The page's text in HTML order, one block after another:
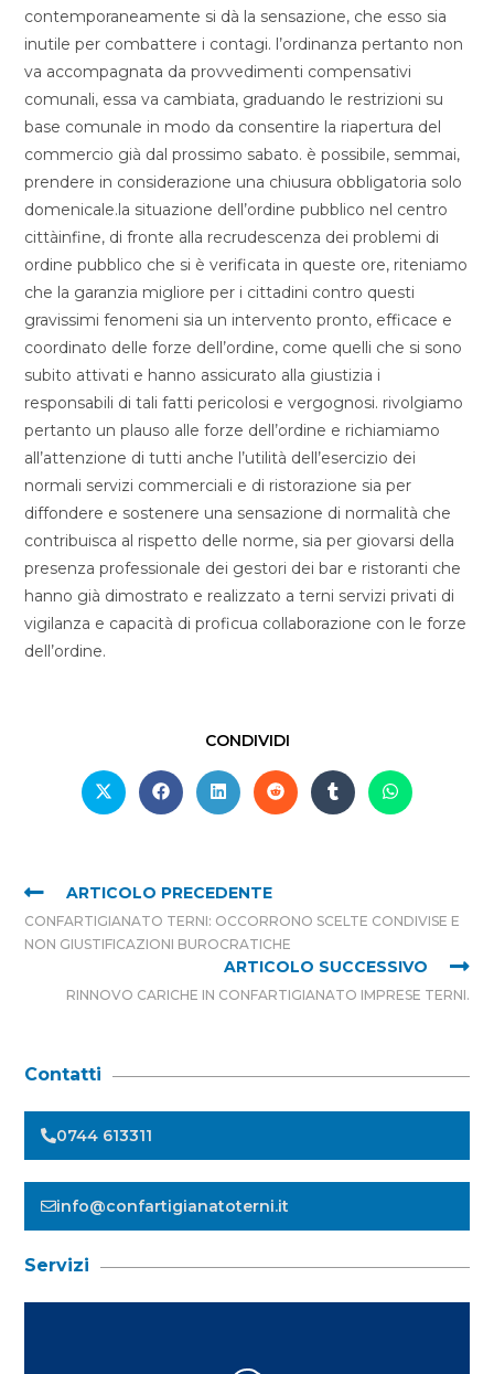
contemporaneamente si dà la sensazione, che esso sia
inutile per combattere i contagi. l’ordinanza pertanto non
va accompagnata da provvedimenti compensativi
comunali, essa va cambiata, graduando le restrizioni su
base comunale in modo da consentire la riapertura del
commercio già dal prossimo sabato. è possibile, semmai,
prendere in considerazione una chiusura obbligatoria solo
domenicale.la situazione dell’ordine pubblico nel centro
cittàinfine, di fronte alla recrudescenza dei problemi di
ordine pubblico che si è verificata in queste ore, riteniamo
che la garanzia migliore per i cittadini contro questi
gravissimi fenomeni sia un intervento pronto, efficace e
coordinato delle forze dell’ordine, come quelli che si sono
subito attivati e hanno assicurato alla giustizia i
responsabili di tali fatti pericolosi e vergognosi. rivolgiamo
pertanto un plauso alle forze dell’ordine e richiamiamo
all’attenzione di tutti anche l’utilità dell’esercizio dei
normali servizi commerciali e di ristorazione sia per
diffondere e sostenere una sensazione di normalità che
contribuisca al rispetto delle norme, sia per giovarsi della
presenza professionale dei gestori dei bar e ristoranti che
hanno già dimostrato e realizzato a terni servizi privati di
vigilanza e capacità di proficua collaborazione con le forze
dell’ordine.
CONDIVIDI
ARTICOLO PRECEDENTE
CONFARTIGIANATO TERNI: OCCORRONO SCELTE CONDIVISE E
NON GIUSTIFICAZIONI BUROCRATICHE
ARTICOLO SUCCESSIVO
RINNOVO CARICHE IN CONFARTIGIANATO IMPRESE TERNI.
Contatti
0744 613311
info@confartigianatoterni.it
Servizi